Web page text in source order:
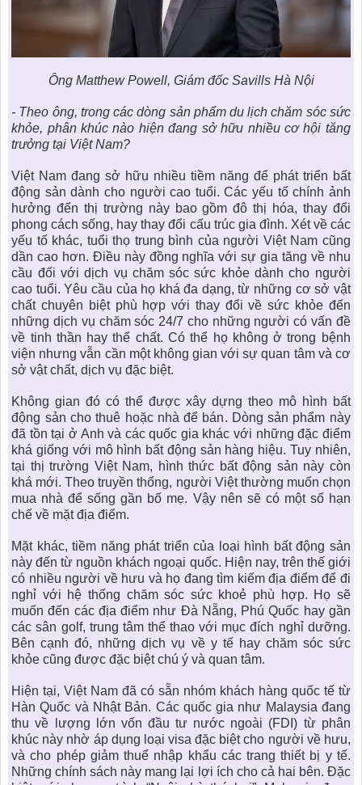
Ông Matthew Powell, Giám đốc Savills Hà Nội
- Theo ông, trong các dòng sản phẩm du lịch chăm sóc sức
khỏe, phân khúc nào hiện đang sở hữu nhiều cơ hội tăng
trưởng tại Việt Nam?
Việt Nam đang sở hữu nhiều tiềm năng để phát triển bất
động sản dành cho người cao tuổi. Các yếu tố chính ảnh
hưởng đến thị trường này bao gồm đô thị hóa, thay đổi
phong cách sống, hay thay đổi cấu trúc gia đình. Xét về các
yếu tố khác, tuổi thọ trung bình của người Việt Nam cũng
dần cao hơn. Điều này đồng nghĩa với sự gia tăng về nhu
cầu đối với dịch vụ chăm sóc sức khỏe dành cho người
cao tuổi. Yêu cầu của họ khá đa dạng, từ những cơ sở vật
chất chuyên biệt phù hợp với thay đổi về sức khỏe đến
những dịch vụ chăm sóc 24/7 cho những người có vấn đề
về tinh thần hay thể chất. Có thể họ không ở trong bệnh
viện nhưng vẫn cần một không gian với sự quan tâm và cơ
sở vật chất, dịch vụ đặc biệt.
Không gian đó có thể được xây dựng theo mô hình bất
động sản cho thuê hoặc nhà để bán. Dòng sản phẩm này
đã tồn tại ở Anh và các quốc gia khác với những đặc điểm
khá giống với mô hình bất động sản hàng hiệu. Tuy nhiên,
tại thị trường Việt Nam, hình thức bất động sản này còn
khá mới. Theo truyền thống, người Việt thường muốn chọn
mua nhà để sống gần bố mẹ. Vậy nên sẽ có một số hạn
chế về mặt địa điểm.
Mặt khác, tiềm năng phát triển của loại hình bất động sản
này đến từ nguồn khách ngoại quốc. Hiện nay, trên thế giới
có nhiều người về hưu và họ đang tìm kiếm địa điểm để đi
nghỉ với hệ thống chăm sóc sức khoẻ phù hợp. Họ sẽ
muốn đến các địa điểm như Đà Nẵng, Phú Quốc hay gần
các sân golf, trung tâm thể thao với mục đích nghỉ dưỡng.
Bên cạnh đó, những dịch vụ về y tế hay chăm sóc sức
khỏe cũng được đặc biệt chú ý và quan tâm.
Hiện tại, Việt Nam đã có sẵn nhóm khách hàng quốc tế từ
Hàn Quốc và Nhật Bản. Các quốc gia như Malaysia đang
thu về lượng lớn vốn đầu tư nước ngoài (FDI) từ phân
khúc này nhờ áp dụng loại visa đặc biệt cho người về hưu,
và cho phép giảm thuế nhập khẩu các trang thiết bị y tế.
Những chính sách này mang lại lợi ích cho cả hai bên. Đặc